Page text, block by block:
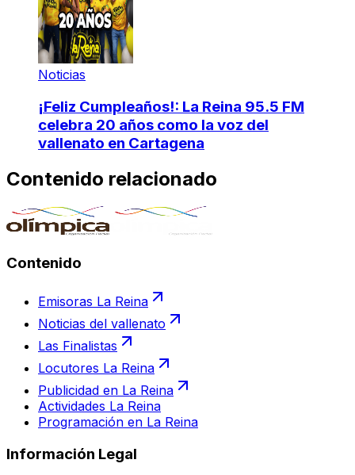
Noticias
¡Feliz Cumpleaños!: La Reina 95.5 FM
celebra 20 años como la voz del
vallenato en Cartagena
Contenido relacionado
Contenido
Emisoras La Reina
Noticias del vallenato
Las Finalistas
Locutores La Reina
Publicidad en La Reina
Actividades La Reina
Programación en La Reina
Información Legal